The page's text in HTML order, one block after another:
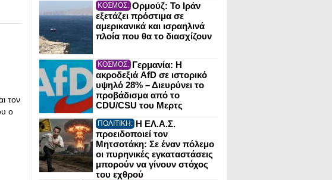
τον
ο
ΚΟΣΜΟΣ: Ορμούζ: Το Ιράν
εξετάζει πρόστιμα σε
αμερικανικά και ισραηλινά
πλοία που θα το διασχίζουν
ΚΟΣΜΟΣ: Γερμανία: Η
ακροδεξιά AfD σε ιστορικό
υψηλό 28% – Διευρύνει το
προβάδισμα από το
CDU/CSU του Μερτς
ΠΟΛΙΤΙΚΗ: Η ΕΛ.Α.Σ.
προειδοποιεί τον
Μητσοτάκη: Σε έναν πόλεμο
οι πυρηνικές εγκαταστάσεις
μπορούν να γίνουν στόχος
του εχθρού